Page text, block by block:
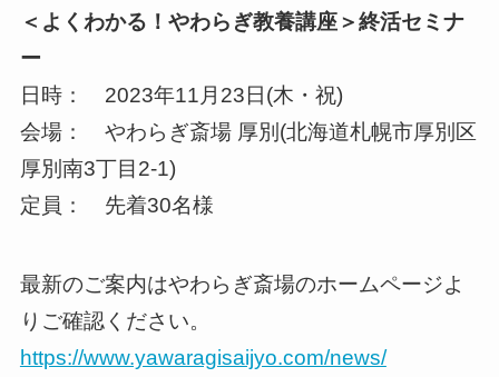
＜よくわかる！やわらぎ教養講座＞終活セミナ
ー
日時： 2023年11月23日(木・祝)
会場： やわらぎ斎場 厚別(北海道札幌市厚別区
厚別南3丁目2-1)
定員： 先着30名様
最新のご案内はやわらぎ斎場のホームページよ
りご確認ください。
https://www.yawaragisaijyo.com/news/